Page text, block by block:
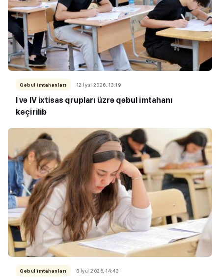
Qəbul imtahanları 12 İyul 2026, 13:19
I və IV ixtisas qrupları üzrə qəbul imtahanı
keçirilib
Qəbul imtahanları 8 İyul 2026, 14:43